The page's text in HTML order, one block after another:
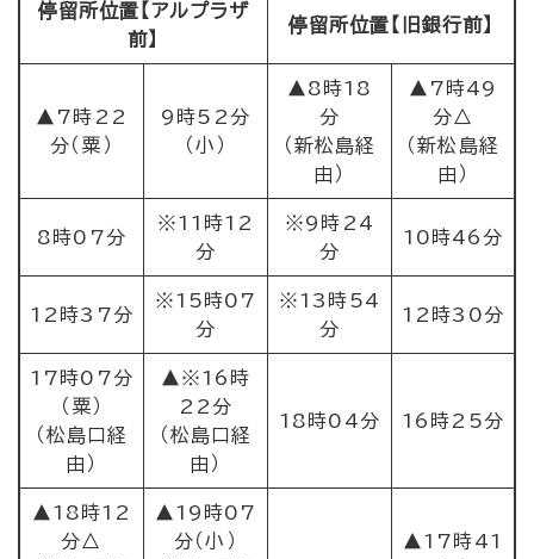
停留所位置【アルプラザ
前】
停留所位置【旧銀行前】
▲7時22
分（粟）
9時52分
（小）
▲8時18
分
（新松島経
由）
▲7時49
分△
（新松島経
由）
8時07分
※11時12
分
※9時24
分
10時46分
12時37分
※15時07
分
※13時54
分
12時30分
17時07分
（粟）
（松島口経
由）
▲※16時
22分
（松島口経
由）
18時04分 16時25分
▲18時12
分△
▲19時07
分（小）
▲17時41